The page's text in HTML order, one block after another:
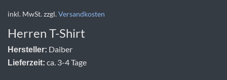
inkl. MwSt.zzgl.Versandkosten
Herren T-Shirt
Hersteller: Daiber
Lieferzeit: ca. 3-4 Tage